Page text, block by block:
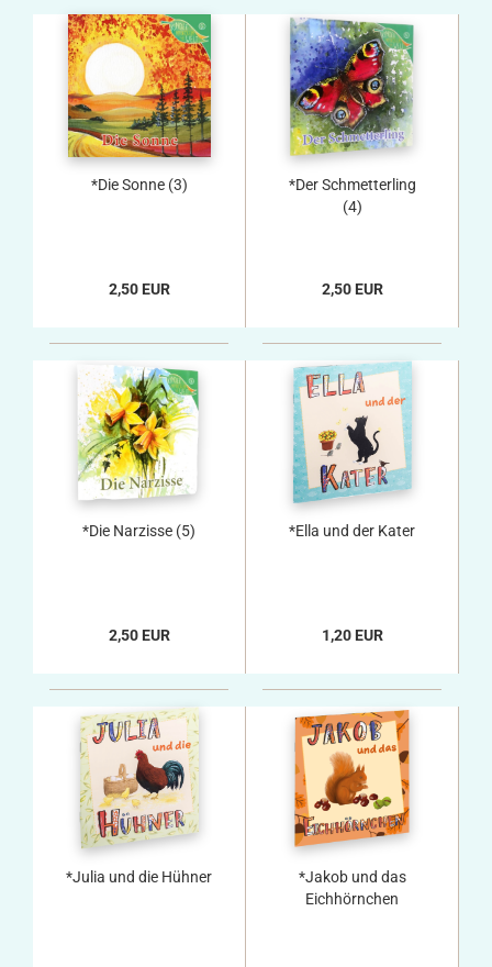
*Die Sonne (3)
2,50 EUR
*Der Schmetterling
(4)
2,50 EUR
*Die Narzisse (5)
2,50 EUR
*Ella und der Kater
1,20 EUR
*Julia und die Hühner
*Jakob und das
Eichhörnchen